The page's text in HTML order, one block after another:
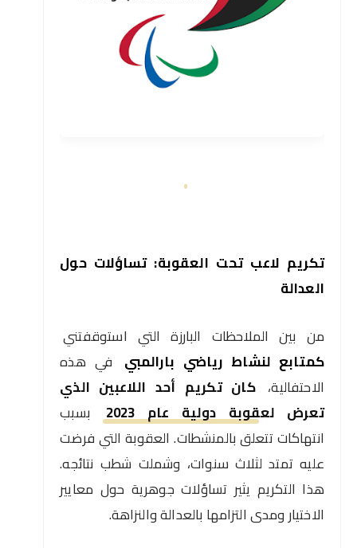
تكريم لاعب تحت العقوبة: تساؤلات حول
العدالة
من بين الملاحظات البارزة التي استوقفتني
كمتابع لنشاط رياضي بارالمبي في هذه
الاحتفالية، كان تكريم أحد اللاعبين الذي
تعرض لعقوبة دولية عام 2023
بسبب
انتهاكات تتعلق بالمنشطات. العقوبة التي فرضت
عليه تمتد لثلاث سنوات، وشملت شطب نتائجه.
هذا التكريم يثير تساؤلات جوهرية حول معايير
الاختيار ومدى التزامها بالعدالة والنزاهة.